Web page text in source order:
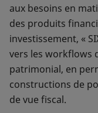
aux besoins en
des produits
investissement, «
vers les workflows
patrimonial, en
constructions de
de vue fiscal.